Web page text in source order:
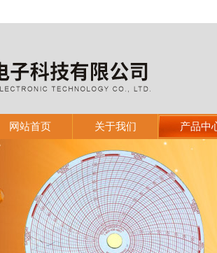
网站首页 关于我们 产品中